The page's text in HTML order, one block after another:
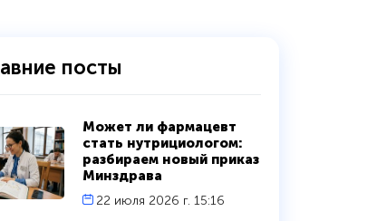
посты
Может ли фармацевт
стать нутрициологом:
разбираем новый приказ
Минздрава
22 июля 2026 г. 15:16